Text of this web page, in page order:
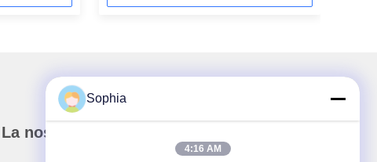
La nostra newsletter
Sophia
4:16 AM